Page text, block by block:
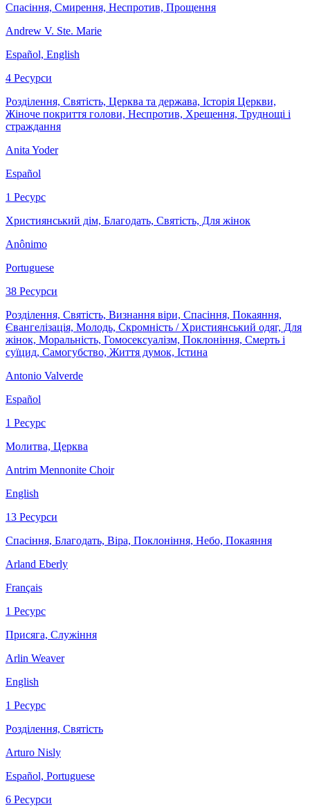
Спасіння, Смирення, Неспротив, Прощення
Andrew V. Ste. Marie
Español, English
4 Ресурси
Розділення, Святість, Церква та держава, Історія Церкви,
Жіноче покриття голови, Неспротив, Хрещення, Труднощі і
страждання
Anita Yoder
Español
1 Ресурс
Християнський дім, Благодать, Святість, Для жінок
Anônimo
Portuguese
38 Ресурси
Розділення, Святість, Визнання віри, Спасіння, Покаяння,
Євангелізація, Молодь, Скромність / Християнський одяг, Для
жінок, Моральність, Гомосексуалізм, Поклоніння, Смерть і
суїцид, Самогубство, Життя думок, Істина
Antonio Valverde
Español
1 Ресурс
Молитва, Церква
Antrim Mennonite Choir
English
13 Ресурси
Спасіння, Благодать, Віра, Поклоніння, Небо, Покаяння
Arland Eberly
Français
1 Ресурс
Присяга, Служіння
Arlin Weaver
English
1 Ресурс
Розділення, Святість
Arturo Nisly
Español, Portuguese
6 Ресурси